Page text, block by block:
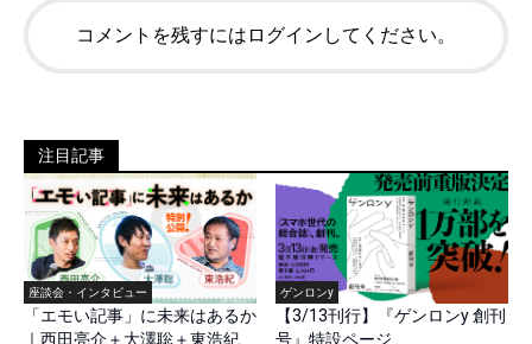
コメントを残すにはログインしてください。
注目記事
座談会・インタビュー
「エモい記事」に未来はあるか
｜西田亮介＋大澤聡＋東浩紀
ゲンロンy
【3/13刊行】『ゲンロンy 創刊
号』特設ページ